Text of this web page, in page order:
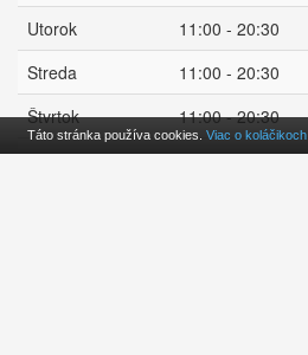
Utorok
11:00 - 20:30
Streda
11:00 - 20:30
Štvrtok
11:00 - 20:30
Piatok
11:00 - 20:30
Táto stránka používa cookies. Viac o koláčikoch